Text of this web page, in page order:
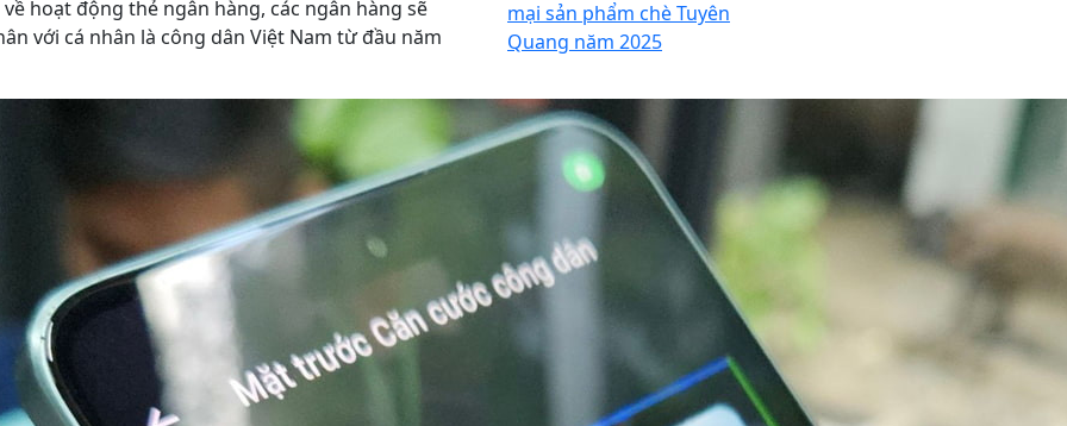
hoạt động thẻ ngân hàng, các ngân hàng sẽ
với cá nhân là công dân Việt Nam từ đầu năm
mại sản phẩm chè Tuyên
Quang năm 2025